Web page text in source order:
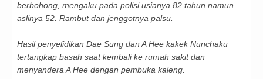
berbohong, mengaku pada polisi usianya 82 tahun namun
aslinya 52. Rambut dan jenggotnya palsu.
Hasil penyelidikan Dae Sung dan A Hee kakek Nunchaku
tertangkap basah saat kembali ke rumah sakit dan
menyandera A Hee dengan pembuka kaleng.